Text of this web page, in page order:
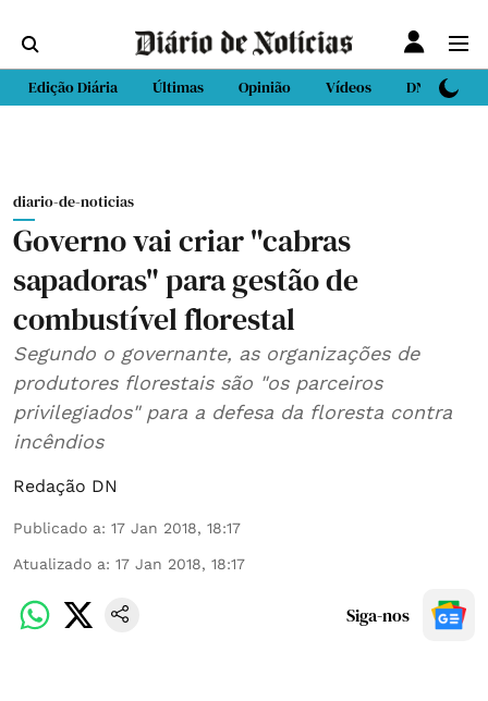
Edição Diária Últimas Opinião Vídeos DN Sport
diario-de-noticias
Governo vai criar "cabras
sapadoras" para gestão de
combustível florestal
Segundo o governante, as organizações de
produtores florestais são "os parceiros
privilegiados" para a defesa da floresta contra
incêndios
Redação DN
Publicado a: 17 Jan 2018, 18:17
Atualizado a: 17 Jan 2018, 18:17
Siga-nos